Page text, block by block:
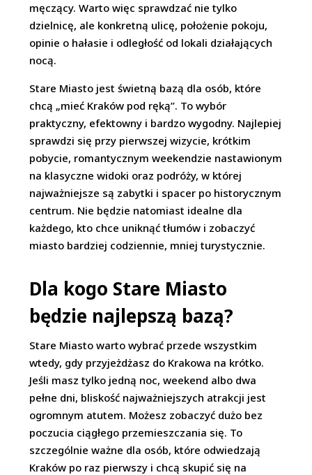
męczący. Warto więc sprawdzać nie tylko
dzielnicę, ale konkretną ulicę, położenie pokoju,
opinie o hałasie i odległość od lokali działających
nocą.
Stare Miasto jest świetną bazą dla osób, które
chcą „mieć Kraków pod ręką”. To wybór
praktyczny, efektowny i bardzo wygodny. Najlepiej
sprawdzi się przy pierwszej wizycie, krótkim
pobycie, romantycznym weekendzie nastawionym
na klasyczne widoki oraz podróży, w której
najważniejsze są zabytki i spacer po historycznym
centrum. Nie będzie natomiast idealne dla
każdego, kto chce uniknąć tłumów i zobaczyć
miasto bardziej codziennie, mniej turystycznie.
Dla kogo Stare Miasto
będzie najlepszą bazą?
Stare Miasto warto wybrać przede wszystkim
wtedy, gdy przyjeżdżasz do Krakowa na krótko.
Jeśli masz tylko jedną noc, weekend albo dwa
pełne dni, bliskość najważniejszych atrakcji jest
ogromnym atutem. Możesz zobaczyć dużo bez
poczucia ciągłego przemieszczania się. To
szczególnie ważne dla osób, które odwiedzają
Kraków po raz pierwszy i chcą skupić się na